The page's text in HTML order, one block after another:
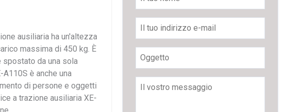
ausiliaria ha un'altezza
massima di 450 kg. È
da una sola
è anche una
di persone e oggetti
a trazione ausiliaria XE-